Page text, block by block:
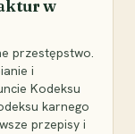
w
przestępstwo.
i
Kodeksu
karnego
przepisy i